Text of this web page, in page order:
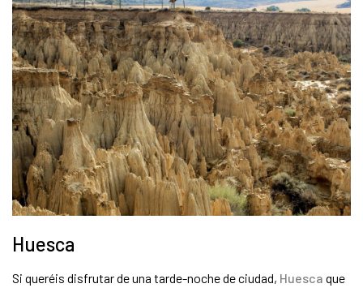
Huesca
Si queréis disfrutar de una tarde-noche de ciudad, Huesca que